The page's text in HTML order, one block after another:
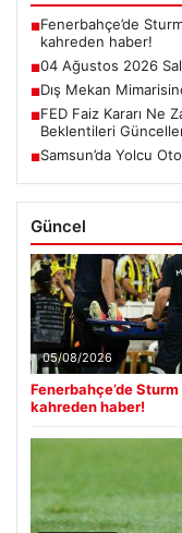
■Fenerbahçe’de
kahreden haber!
■04 Ağustos 2026
■Dış Mekan
■FED Faiz Kararı Ne
Beklentileri
■Samsun’da Yolcu
Güncel
05/08/2026
Fenerbahçe’de
kahreden haber!